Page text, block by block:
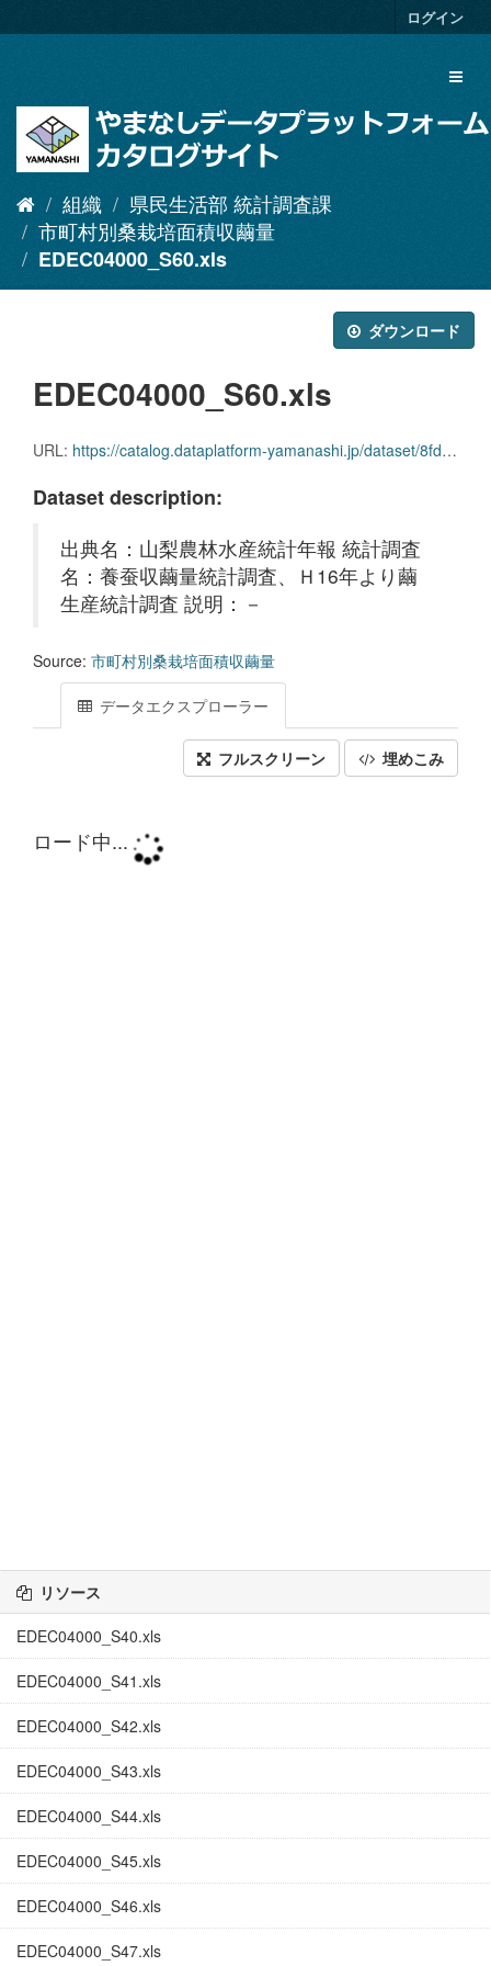
キ
ログイン
組織
県民生活部 統計調査課
市町村別桑栽培面積収繭量
EDEC04000_S60.xls
ダウンロード
EDEC04000_S60.xls
URL: https://catalog.dataplatform-yamanashi.jp/dataset/8fdb54b4-c8d3-4ffd-b175-d3e038f6b8b2/resource/8098f1b8-39e3-48cb-b231-8be89be13d3a/download/edec04000_s60.xls
Dataset description:
出典名：山梨農林水産統計年報 統計調査
名：養蚕収繭量統計調査、Ｈ16年より繭
生産統計調査 説明：－
Source: 市町村別桑栽培面積収繭量
データエクスプローラー
フルスクリーン 埋めこみ
リソース
EDEC04000_S40.xls
EDEC04000_S41.xls
EDEC04000_S42.xls
EDEC04000_S43.xls
EDEC04000_S44.xls
EDEC04000_S45.xls
EDEC04000_S46.xls
EDEC04000_S47.xls